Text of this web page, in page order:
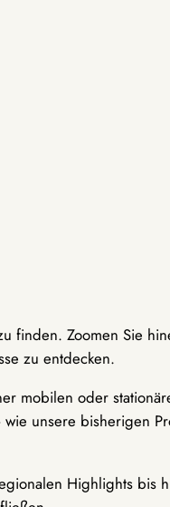
finden. Zoomen Sie
zu entdecken.
mobilen oder
unsere bisherigen
Highlights bis